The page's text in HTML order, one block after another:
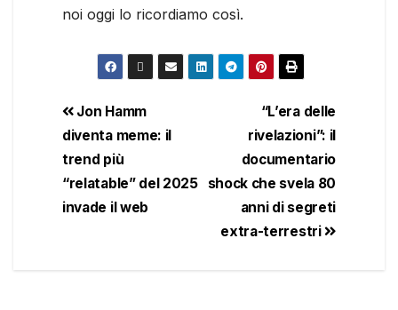
noi oggi lo ricordiamo così.
“L’era delle
rivelazioni”: il
documentario
shock che svela 80
anni di segreti
extra-terrestri
Jon Hamm
diventa meme: il
trend più
“relatable” del 2025
invade il web